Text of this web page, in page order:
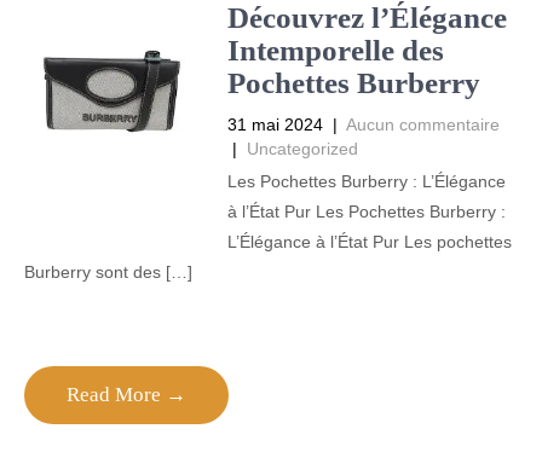
Découvrez l’Élégance
Intemporelle des
Pochettes Burberry
31 mai 2024 | Aucun commentaire
| Uncategorized
Les Pochettes Burberry : L’Élégance
à l’État Pur Les Pochettes Burberry :
L’Élégance à l’État Pur Les pochettes
Burberry sont des […]
Read More →